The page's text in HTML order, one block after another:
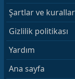
Şartlar ve kurallar
Gizlilik politikası
Yardım
Ana sayfa